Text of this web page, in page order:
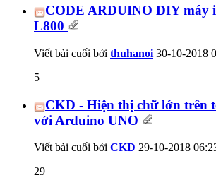
CODE ARDUINO DIY máy
L800
Viết bài cuối bởi thuhanoi 30-10-2018
5
CKD - Hiện thị chữ lớn trên
với Arduino UNO
Viết bài cuối bởi CKD 29-10-2018
29